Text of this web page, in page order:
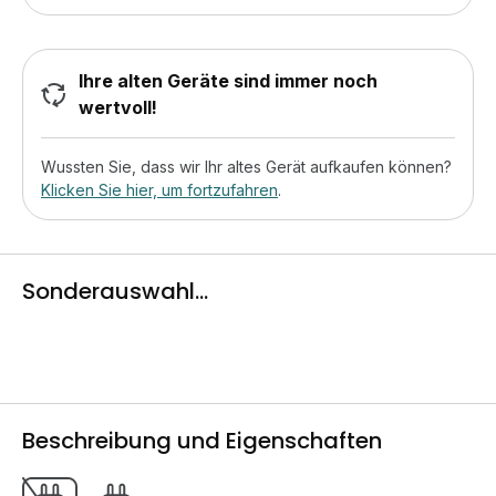
Ihre alten Geräte sind immer noch
wertvoll!
Wussten Sie, dass wir Ihr altes Gerät aufkaufen können?
Klicken Sie hier, um fortzufahren.
Sonderauswahl...
Beschreibung und Eigenschaften